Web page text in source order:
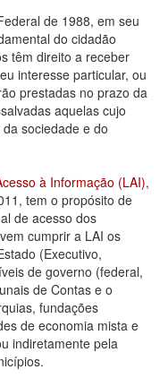
de 1988, em seu
do cidadão
têm direito a receber
interesse particular, ou
prestadas no prazo da
aquelas cujo
sociedade e do
à Informação (LAI),
tem o propósito de
de acesso dos
cumprir a LAI os
(Executivo,
de governo (federal,
de Contas e o
fundações
de economia mista e
indiretamente pela